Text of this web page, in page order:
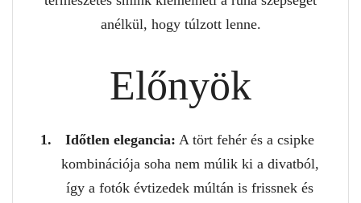
anélkül, hogy túlzott lenne.
Előnyök
Időtlen elegancia: A tört fehér és a csipke
kombinációja soha nem múlik ki a divatból,
így a fotók évtizedek múltán is frissnek és